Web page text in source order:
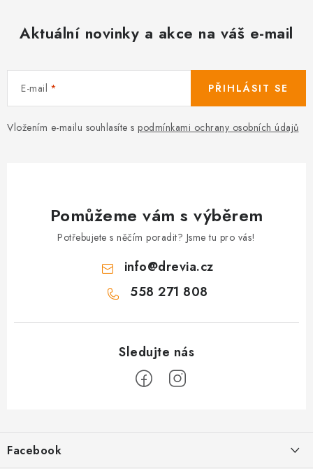
Aktuální novinky a akce na váš e-mail
E-mail
Vložením e-mailu souhlasíte s podmínkami ochrany osobních údajů
PŘIHLÁSIT SE
Pomůžeme vám s výběrem
Potřebujete s něčím poradit? Jsme tu pro vás!
info@drevia.cz
558 271 808
pFacebook